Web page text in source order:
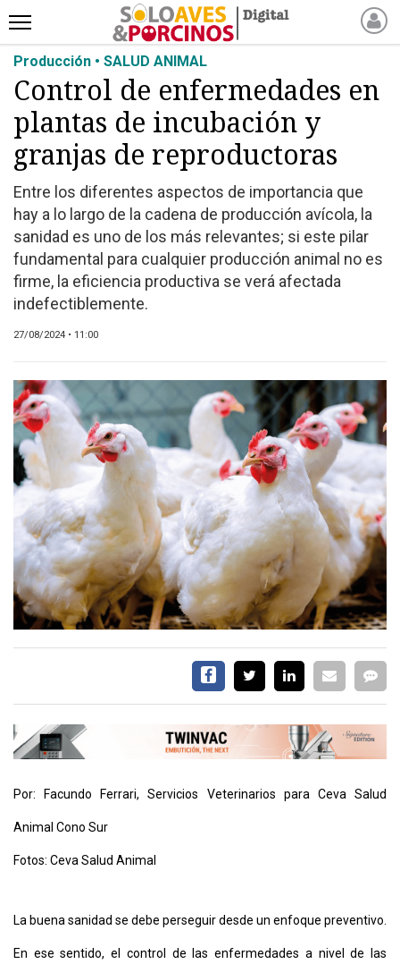
INICIO
NOTICIAS RECIENTES
NOTICIAS
ARTÍCULOS
PRODUCCIÓN
PROCESO
PRODUCTO
NUEVOS PRODUCTOS
MARKETPLACE
REVISTAS
EVENTOS Y
DIRECTORIO
CALENDARIO
MEDIA KIT
SERVICIOS
CONDICIONES
DE
PRIVACIDAD
SITIO
PARA
Producción • SALUD ANIMAL
Control de enfermedades en
plantas de incubación y
granjas de reproductoras
Entre los diferentes aspectos de importancia que
hay a lo largo de la cadena de producción avícola, la
sanidad es uno de los más relevantes; si este pilar
fundamental para cualquier producción animal no es
firme, la eficiencia productiva se verá afectada
indefectiblemente.
27/08/2024 • 11:00
Por: Facundo Ferrari, Servicios Veterinarios para Ceva Salud
Animal Cono Sur
Fotos: Ceva Salud Animal
La buena sanidad se debe perseguir desde un enfoque preventivo.
En ese sentido, el control de las enfermedades a nivel de las